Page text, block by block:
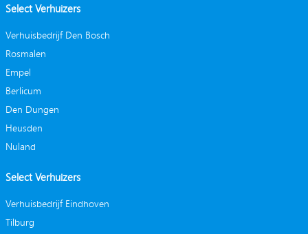
Select Verhuizers
Verhuisbedrijf Den Bosch
Rosmalen
Empel
Berlicum
Den Dungen
Heusden
Nuland
Select Verhuizers
Verhuisbedrijf Eindhoven
Tilburg